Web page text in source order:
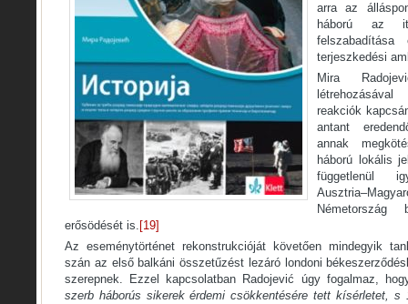
arra az
háború az
terjeszkedési
Mira
reakciók
antant
annak
háború lokális
függetlenül
Németország
erősödését is. [19]
Az eseménytörténet rekonstrukcióját követően mindegyik
szán az első balkáni összetűzést lezáró londoni
szerepnek. Ezzel kapcsolatban Radojević úgy fogalmaz,
szerb háborús sikerek érdemi csökkentésére tett kísérletet, s